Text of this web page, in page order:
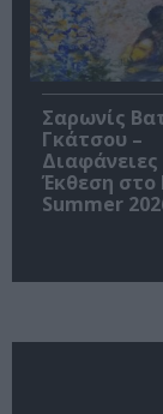
Σαρωνίς
Γκάτσου –
Έκθεση
Summer